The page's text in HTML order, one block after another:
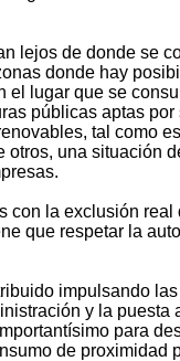
lejos de donde se
donde hay
el lugar que se
públicas aptas por
tal como
una situación
con la exclusión real
que respetar la
impulsando
y la puesta
para
de proximidad